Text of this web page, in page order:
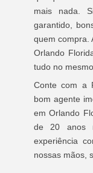
mais nada.
garantido,
quem compra.
Orlando
tudo no
Conte com a
bom agente
em Orlando
de 20 anos
experiência
nossas mãos,